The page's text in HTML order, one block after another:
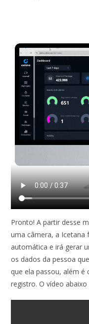
Pronto! A partir desse
uma câmera, a Icetana
automática e irá gerar
os dados da pessoa
que ela passou, além
registro. O vídeo